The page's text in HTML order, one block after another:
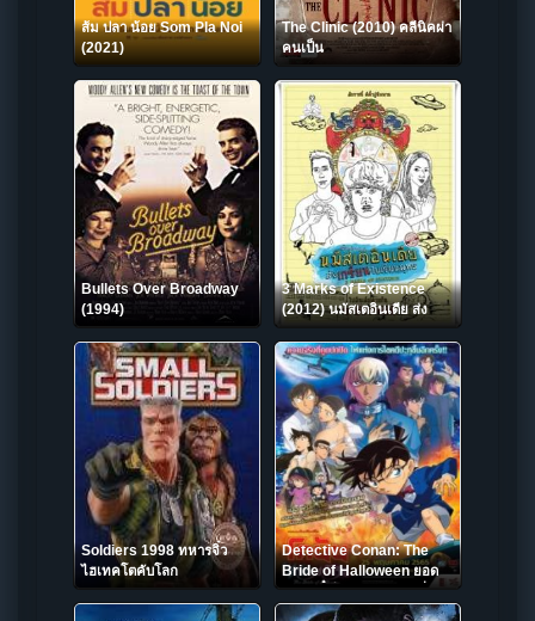
ส้ม ปลา น้อย Som Pla Noi
(2021)
The Clinic (2010) คลีนิคผ่า
คนเป็น
Bullets Over Broadway
(1994)
3 Marks of Existence
(2012) นมัสเตอินเดีย ส่ง
Soldiers 1998 ทหารจิ๋ว
ไฮเทคโตคับโลก
Detective Conan: The
Bride of Halloween ยอด
นักสืบจิ๋วโคนัน เดอะมูฟวี่ 25:
เจ้าสาวฮาโลวีน (2022)